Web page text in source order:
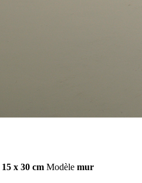
15 x 30 cm Modèle mur